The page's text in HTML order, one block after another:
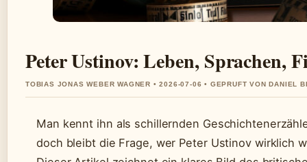
Peter Ustinov: Leben, Sprachen,
TOBIAS JONAS WEBER WAGNER • 2026-07-06 • GEPRUFT VON DANIEL
Man kennt ihn als schillernden
doch bleibt die Frage, wer Peter Ustinov wirklich